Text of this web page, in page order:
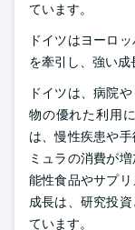
ています。
ドイツはヨーロ
を牽引し、強い成
ドイツは、病院
物の優れた利用
は、慢性疾患や
ミュラの消費が
能性食品やサプ
成長は、研究投
ています。